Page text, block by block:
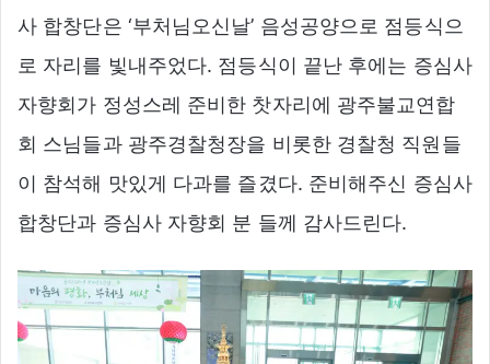
사 합창단은 ‘부처님오신날’ 음성공양으로 점등식으
로 자리를 빛내주었다. 점등식이 끝난 후에는 증심사
자향회가 정성스레 준비한 찻자리에 광주불교연합
회 스님들과 광주경찰청장을 비롯한 경찰청 직원들
이 참석해 맛있게 다과를 즐겼다. 준비해주신 증심사
합창단과 증심사 자향회 분 들께 감사드린다.